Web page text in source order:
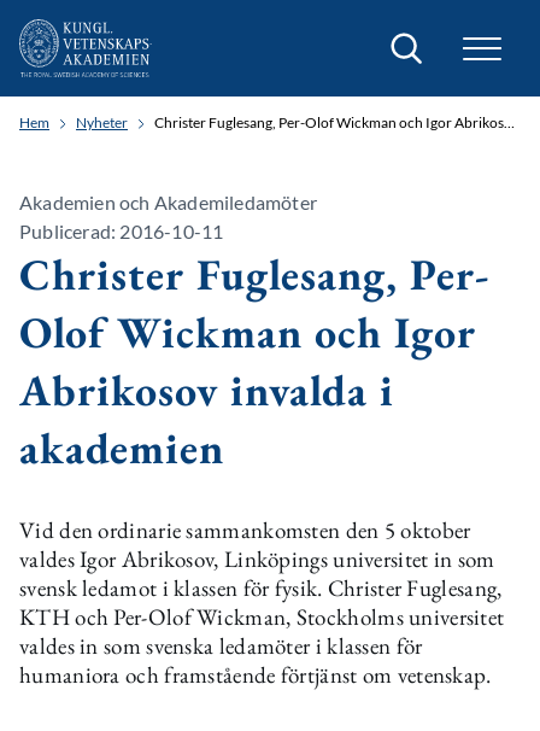
Sök
Hem Nyheter Christer Fuglesang, Per-Olof Wickman och Igor Abrikosov invalda i akademien
Akademien och Akademiledamöter
Publicerad: 2016-10-11
Christer Fuglesang, Per-
Olof Wickman och Igor
Abrikosov invalda i
akademien
Vid den ordinarie sammankomsten den 5 oktober
valdes Igor Abrikosov, Linköpings universitet in som
svensk ledamot i klassen för fysik. Christer Fuglesang,
KTH och Per-Olof Wickman, Stockholms universitet
valdes in som svenska ledamöter i klassen för
humaniora och framstående förtjänst om vetenskap.